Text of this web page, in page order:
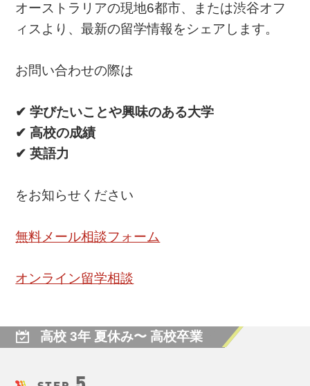
オーストラリアの現地6都市、または渋谷オフ
ィスより、最新の留学情報をシェアします。
お問い合わせの際は
✔ 学びたいことや興味のある大学
✔ 高校の成績
✔ 英語力
をお知らせください
無料メール相談フォーム
オンライン留学相談
高校 3年 夏休み〜 高校卒業